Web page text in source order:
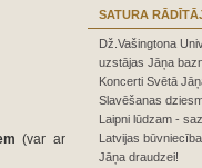
(var ar
SATURA
Dž.Vašingtona
uzstājas Jāņa
Koncerti Svētā
Slavēšanas
Laipni lūdzam -
Latvijas
Jāņa draudzei!